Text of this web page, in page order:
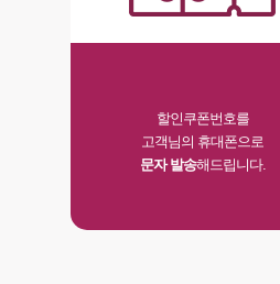
할인쿠폰번호를
고객님의 휴대폰으로
문자 발송해드립니다.